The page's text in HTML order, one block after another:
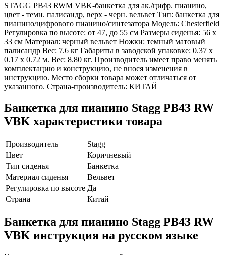
STAGG PB43 RWM VBK-банкетка для ак./цифр. пианино,
цвет - темн. палисандр, верх - черн. вельвет Тип: банкетка для
пианино/цифрового пианино/синтезатора Модель: Chesterfield
Регулировка по высоте: от 47, до 55 см Размеры сиденья: 56 х
33 см Материал: черный вельвет Ножки: темный матовый
палисандр Вес: 7.6 кг Габариты в заводской упаковке: 0.37 x
0.17 x 0.72 м. Вес: 8.80 кг. Производитель имеет право менять
комплектацию и конструкцию, не внося изменения в
инструкцию. Место сборки товара может отличаться от
указанного. Страна-производитель: КИТАЙ
Банкетка для пианино Stagg PB43 RW
VBK характеристики товара
Производитель
Stagg
Цвет
Коричневый
Тип сиденья
Банкетка
Материал сиденья
Вельвет
Регулировка по высоте Да
Страна
Китай
Банкетка для пианино Stagg PB43 RW
VBK инструкция на русском языке